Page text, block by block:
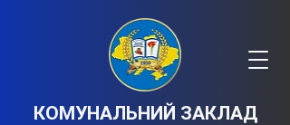
КОМУНАЛЬНИЙ ЗАКЛАД